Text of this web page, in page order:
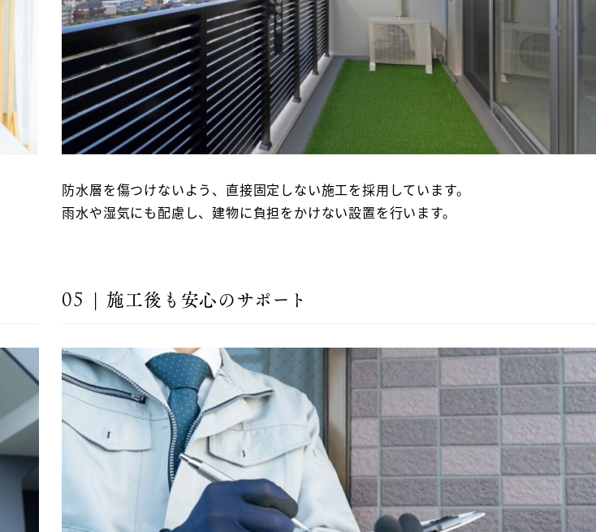
防水層を傷つけないよう、直接固定しない施工を採用しています。
雨水や湿気にも配慮し、建物に負担をかけない設置を行います。
05 | 施工後も安心のサポート